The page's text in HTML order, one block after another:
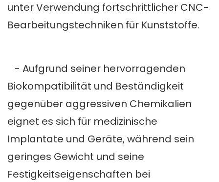
unter Verwendung fortschrittlicher CNC-
Bearbeitungstechniken für Kunststoffe.
- Aufgrund seiner hervorragenden
Biokompatibilität und Beständigkeit
gegenüber aggressiven Chemikalien
eignet es sich für medizinische
Implantate und Geräte, während sein
geringes Gewicht und seine
Festigkeitseigenschaften bei